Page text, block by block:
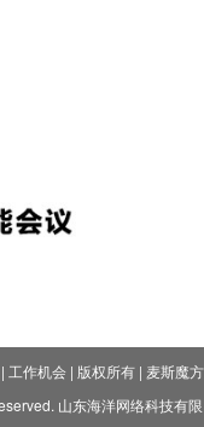
| 工作机会| 版权所有| 麦斯魔方
山东海洋网络科技有限